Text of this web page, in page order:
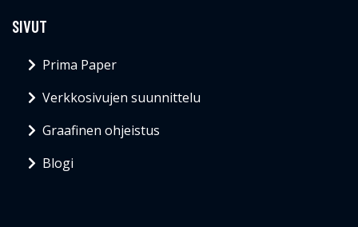
SIVUT
Prima Paper
Verkkosivujen suunnittelu
Graafinen ohjeistus
Blogi